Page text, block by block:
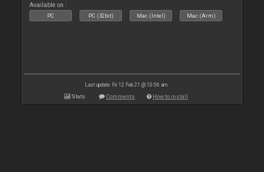
Available on :
PC PC (32bit) Mac (Intel) Mac (Arm)
Last update: Fri 12 Feb 21 @ 10:56 am
Stats Comments How to install